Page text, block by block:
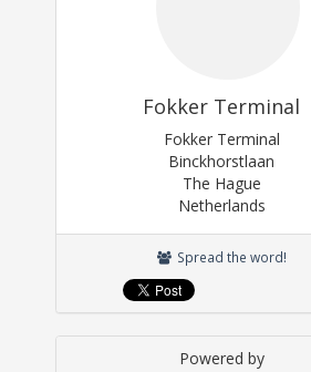
Fokker Terminal
Fokker Terminal
Binckhorstlaan
The Hague
Netherlands
Spread the word!
Powered by